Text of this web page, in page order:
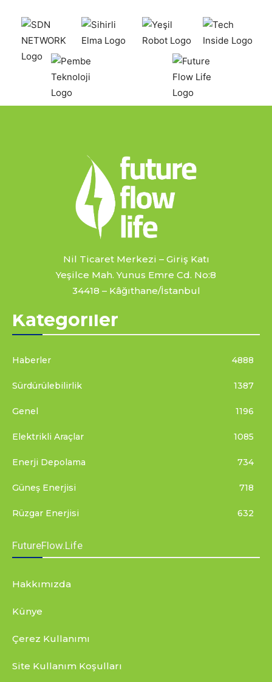
Nil Ticaret Merkezi – Giriş Katı
Yeşilce Mah. Yunus Emre Cd. No:8
34418 – Kâğıthane/İstanbul
Kategoriler
Haberler 4888
Sürdürülebilirlik 1387
Genel 1196
Elektrikli Araçlar 1085
Enerji Depolama 734
Güneş Enerjisi 718
Rüzgar Enerjisi 632
FutureFlow.Life
Hakkımızda
Künye
Çerez Kullanımı
Site Kullanım Koşulları